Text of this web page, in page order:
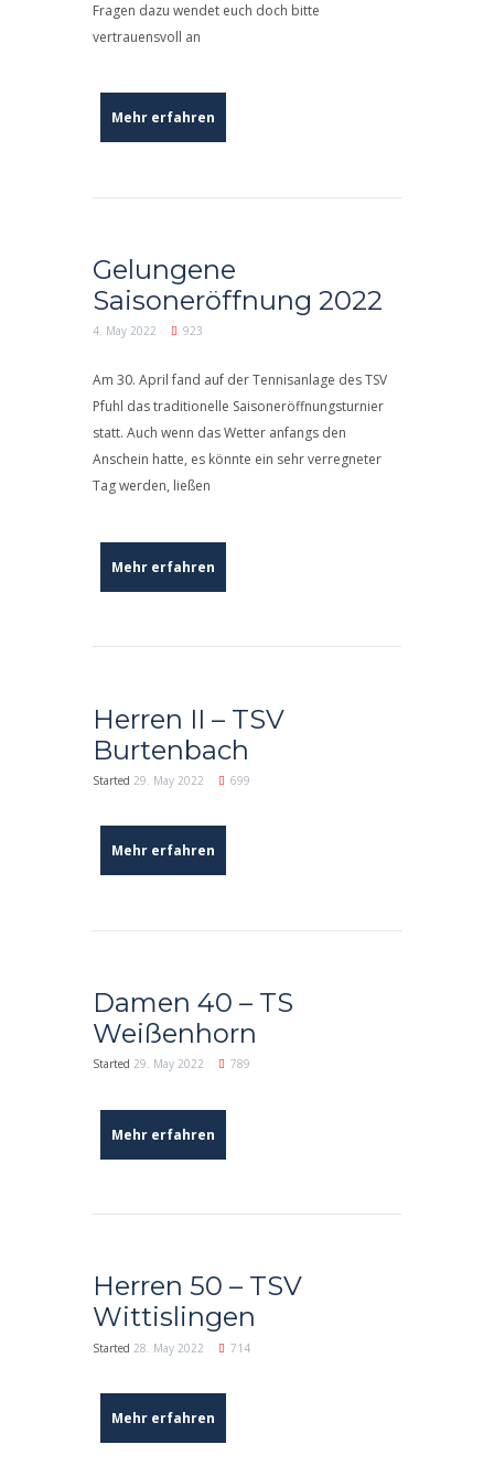
Fragen dazu wendet euch doch bitte
vertrauensvoll an
Mehr erfahren
Gelungene
Saisoneröffnung 2022
4. May 2022 923
Am 30. April fand auf der Tennisanlage des TSV
Pfuhl das traditionelle Saisoneröffnungsturnier
statt. Auch wenn das Wetter anfangs den
Anschein hatte, es könnte ein sehr verregneter
Tag werden, ließen
Mehr erfahren
Herren II – TSV
Burtenbach
Started 29. May 2022 699
Mehr erfahren
Damen 40 – TS
Weißenhorn
Started 29. May 2022 789
Mehr erfahren
Herren 50 – TSV
Wittislingen
Started 28. May 2022 714
Mehr erfahren